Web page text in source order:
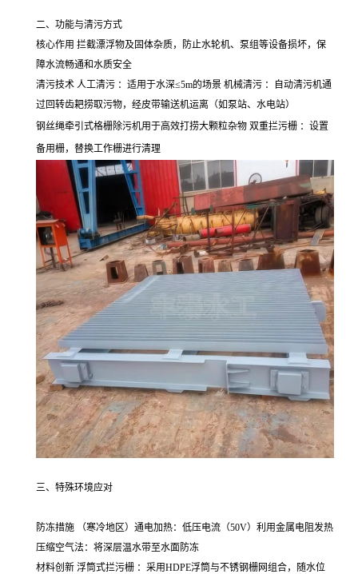
二、功能与清污方式
核心作用 拦截漂浮物及固体杂质，防止水轮机、泵组等设备损坏，保
障水流畅通和水质安全
清污技术 人工清污 ：适用于水深≤5m的场景 机械清污 ：自动清污机通
过回转齿耙捞取污物，经皮带输送机运离（如泵站、水电站）
钢丝绳牵引式格栅除污机用于高效打捞大颗粒杂物 双重拦污栅 ：设置
备用栅，替换工作栅进行清理
三、特殊环境应对
防冻措施 （寒冷地区）通电加热：低压电流（50V）利用金属电阻发热
压缩空气法：将深层温水带至水面防冻
材料创新 浮筒式拦污栅 ：采用HDPE浮筒与不锈钢栅网组合，随水位